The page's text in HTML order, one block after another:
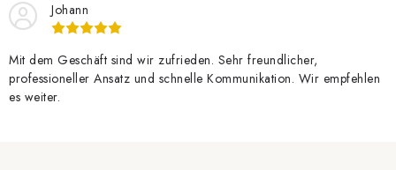
Johann
Mit dem Geschäft sind wir zufrieden. Sehr freundlicher,
professioneller Ansatz und schnelle Kommunikation. Wir empfehlen
es weiter.